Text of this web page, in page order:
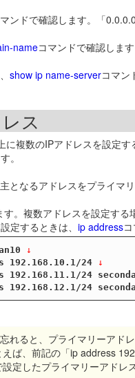
ンドで確認します。「
nameコマンドで確認しま
show ip name-serverコマン
ス
複数のIPアドレスを設定
。
となるアドレスをプライマ
。複数アドレスを設定す
定するときは、 ip address
↓
192.168.10.1/24 ↓
192.168.11.1/24
192.168.12.1/24
れると、プライマリーアド
えば、前記の「ip address
設定したプライマリーアド